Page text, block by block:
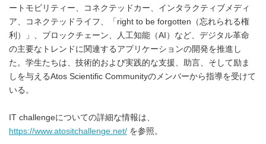
ートモビリティー、コネクテッドカー、インタラクティブメディ
ア、コネクテッドライフ、「right to be forgotten（忘れられる権
利）」、ブロックチェーン、人工知能（AI）など、デジタル革命
の主要なトレンドに関連するアプリケーションの開発を推進し
た。学生たちは、技術的および実践的な支援、助言、そして励ま
しを与えるAtos Scientific Communityのメンバーから指導を受けて
いる。
IT challengeについての詳細な情報は、
https://www.atositchallenge.net/ を参照。